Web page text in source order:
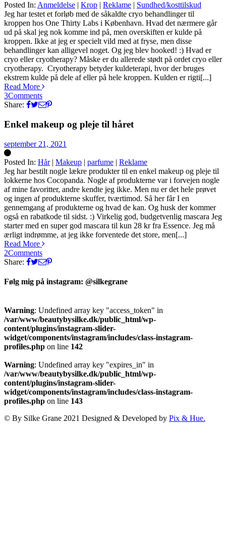
Posted In: Anmeldelse Krop Reklame
Sundhed/kosttilskud
Silke
Jeg har testet et forløb med de såkaldte cryo behandlinger til
kroppen hos One Thirty Labs i København. Hvad det nærmere går
ud på skal jeg nok komme ind på, men overskiften er kulde på
kroppen. Ikke at jeg er specielt vild med at fryse, men disse
behandlinger kan alligevel noget. Og jeg blev hooked! :) Hvad er
cryo eller cryotherapy? Måske er du allerede stødt på ordet cryo eller
cryotherapy. Cryotherapy betyder kuldeterapi, hvor der bruges
ekstrem kulde på dele af eller på hele kroppen. Kulden er rigti[...]
Read More
3Comments
Share:
Enkel makeup og pleje til håret
september 21, 2021
Posted In: Hår| Makeup | parfume | Reklame
Silke
Jeg har bestilt nogle lækre produkter til en enkel makeup og pleje til
lokkerne hos Cocopanda. Nogle af produkterne var i forvejen nogle
af mine favoritter, andre kendte jeg ikke. Men nu er det hele prøvet
og ingen af produkterne skuffer, tværtimod. Så her får I en
gennemgang af produkterne og hvad de kan. Og husk der kommer
også en rabatkode til sidst. :) Virkelig god, budgetvenlig mascara Jeg
starter med en super god mascara til kun 28 kr fra Essence. Jeg må
ærligt indrømme, at jeg ikke forventede det store, men[...]
Read More
2Comments
Share:
Følg mig på instagram: @silkegrane
Warning: Undefined array key "access_token" in
/var/www/beautybysilke.dk/public_html/wp-
content/plugins/instagram-slider-
widget/components/instagram/includes/class-instagram-
profiles.php on line 142
Warning: Undefined array key "expires_in" in
/var/www/beautybysilke.dk/public_html/wp-
content/plugins/instagram-slider-
widget/components/instagram/includes/class-instagram-
profiles.php on line 143
© By Silke Grane 2021 Designed & Developed by Pix & Hue.